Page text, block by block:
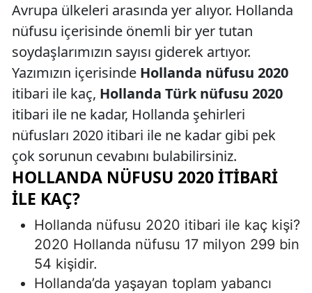
Avrupa ülkeleri arasında yer alıyor. Hollanda
nüfusu içerisinde önemli bir yer tutan
soydaşlarımızın sayısı giderek artıyor.
Yazımızın içerisinde Hollanda nüfusu 2020
itibari ile kaç, Hollanda Türk nüfusu 2020
itibari ile ne kadar, Hollanda şehirleri
nüfusları 2020 itibari ile ne kadar gibi pek
çok sorunun cevabını bulabilirsiniz.
HOLLANDA NÜFUSU 2020 İTIBARI
İLE KAÇ?
Hollanda nüfusu 2020 itibari ile kaç kişi?
2020 Hollanda nüfusu 17 milyon 299 bin
54 kişidir.
Hollanda’da yaşayan toplam yabancı